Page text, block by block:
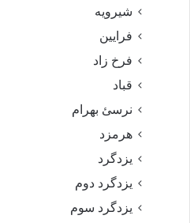
شیرویه
فرایین
فرخ زاد
قباد
نرسئ بهرام‏
هرمزد
یزدگرد
یزدگرد دوم
یزدگرد سوم